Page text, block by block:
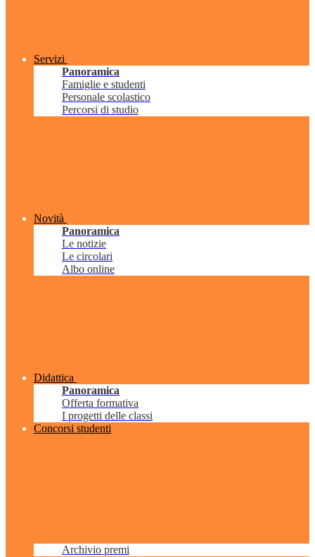
Servizi
Panoramica
Famiglie e studenti
Personale scolastico
Percorsi di studio
Novità
Panoramica
Le notizie
Le circolari
Albo online
Didattica
Panoramica
Offerta formativa
I progetti delle classi
Concorsi studenti
Archivio premi